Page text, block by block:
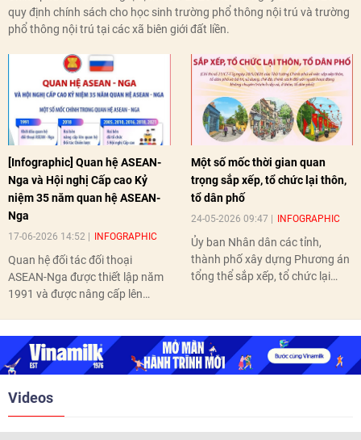
quy định chính sách cho học sinh trường phổ thông nội trú và trường
phổ thông nội trú tại các xã biên giới đất liền.
[Infographic] Quan hệ ASEAN-
Nga và Hội nghị Cấp cao Kỷ
niệm 35 năm quan hệ ASEAN-
Nga
17-06-2026 14:52 INFOGRAPHIC
Quan hệ đối tác đối thoại
ASEAN-Nga được thiết lập năm
1991 và được nâng cấp lên
nghị Cấp cao vào các năm 2005,
2010, 2016, 2018, 2021.
Một số mốc thời gian quan
trọng sắp xếp, tổ chức lại thôn,
tổ dân phố
24-05-2026 09:47 INFOGRAPHIC
Ủy ban Nhân dân các tỉnh,
thành phố xây dựng Phương án
tổng thể sắp xếp, tổ chức lại
Videos